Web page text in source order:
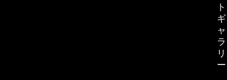
ト
ギ
ャ
ラ
リ
ー